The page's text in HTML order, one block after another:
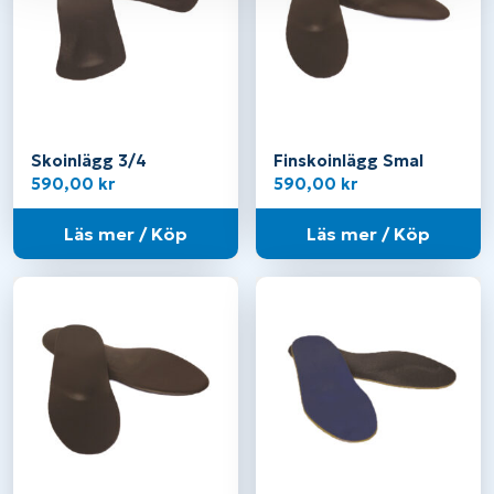
Skoinlägg 3/4
590,00 kr
Läs mer / Köp
Finskoinlägg Smal
590,00 kr
Läs mer / Köp